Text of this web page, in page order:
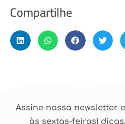
Compartilhe
Assine nossa newsletter
às sextas-feiras)